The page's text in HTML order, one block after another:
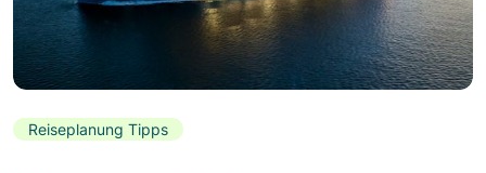
Reiseplanung Tipps